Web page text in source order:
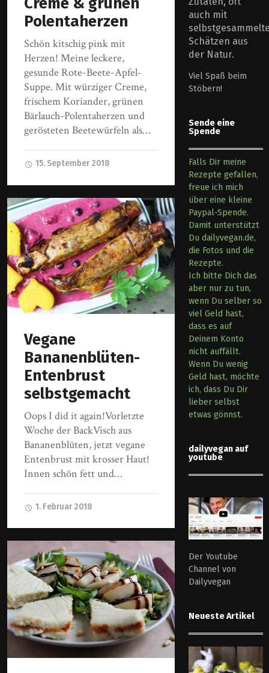
Polentaherzen
Schön kitschig pink mit
Herzen! Meine leckere,
gesunde Rote-Beete-Apfel-
Suppe. Mit würziger Creme,
frischem Koriander, grünen
Bärlauch-Polentaherzen und
gerösteten Beetewürfeln als…
15. September 2018
Vegane
Bananenblüten-
Entenbrust
selbstgemacht
Oops I did it again!Vorletzte
Woche der BackVisch aus
Bananenblüten, jetzt vegane
Entenbrust mit krosser Haut!
Innen schön fett und…
1. Februar 2018
auch mit
Schätzen aus
der Natur.
Viel Spaß beim
Stöbern!
Sende eine
Spende
Falls Dir meine
Rezepte gefallen,
freue ich mich
über eine kleine
Paypal-Spende.
Damit unterstützt
Du dailyvegan.de,
die Fotos und die
Rezepte.
Ich bitte Dich das
aber nur zu tun,
wenn Du selber so
viel Geld hast,
dass es auf
Deinem Konto
nicht auffällt.
Wenn Du wenig
Geld hast, möchte
ich, dass Du Dir
lieber selbst
etwas gönnst.
dailyvegan auf
youtube
Der Youtube
Channel von
Dailyvegan
Neueste Artikel